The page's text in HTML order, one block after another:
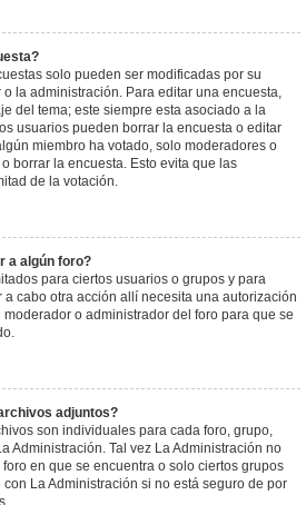
solo pueden ser modificadas por su
la administración. Para editar una encuesta,
del tema; este siempre esta asociado a la
usuarios pueden borrar la encuesta o editar
miembro ha votado, solo moderadores o
borrar la encuesta. Esto evita que las
de la votación.
a algún foro?
para ciertos usuarios o grupos y para
cabo otra acción allí necesita una autorización
o administrador del foro para que se
adjuntos?
son individuales para cada foro, grupo,
Administración. Tal vez La Administración no
en que se encuentra o solo ciertos grupos
La Administración si no está seguro de por